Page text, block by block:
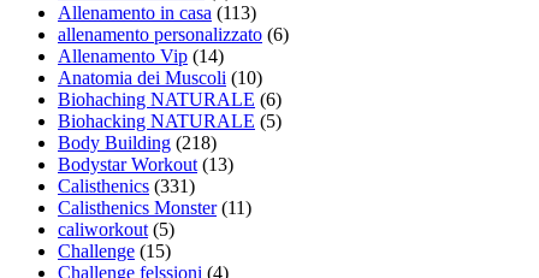
Allenamento in casa (113)
allenamento personalizzato (6)
Allenamento Vip (14)
Anatomia dei Muscoli (10)
Biohaching NATURALE (6)
Biohacking NATURALE (5)
Body Building (218)
Bodystar Workout (13)
Calisthenics (331)
Calisthenics Monster(11)
caliworkout (5)
Challenge (15)
Challenge felssioni (4)